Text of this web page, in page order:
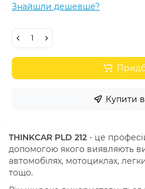
Знайшли дешевше?
Купити в
THINKCAR PLD 212 - це
допомогою якого виявляють
автомобілях, мотоциклах,
тощо.